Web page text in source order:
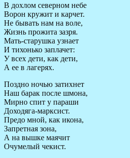
В дохлом северном небе
Ворон кружит и карчет.
Не бывать нам на воле,
Жизнь прожита зазря.
Мать-старушка узнает
И тихонько заплачет:
У всех дети, как дети,
А ее в лагерях.
Поздно ночью затихнет
Наш барак после шмона,
Мирно спит у параши
Доходяга-марксист.
Предо мной, как икона,
Запретная зона,
А на вышке маячит
Очумелый чекист.